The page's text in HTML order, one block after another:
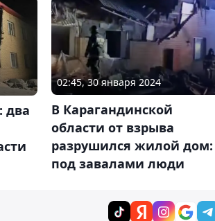
два
02:45, 30 января 2024
В Карагандинской
области от взрыва
разрушился жилой дом:
под завалами люди